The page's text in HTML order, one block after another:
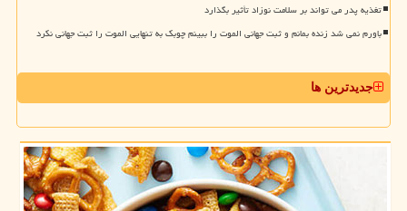
تغذیه پدر می تواند بر سلامت نوزاد تأثیر بگذارد
باورم نمی شد زنده بمانم و ثبت جهانی الموت را ببینم چوبک به تنهایی الموت را ثبت جهانی نکرد
جدیدترین ها